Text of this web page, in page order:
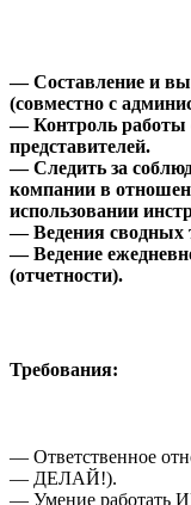
— Составление и
(совместно с
— Контроль работы
представителей.
— Следить за
компании в
использовании
— Ведения сводных
— Ведение
(отчетности).
Требования:
— Ответственное
— ДЕЛАЙ!).
— Умение работать